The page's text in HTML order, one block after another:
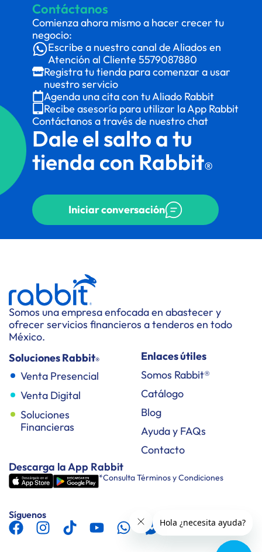
Contáctanos
Comienza ahora mismo a hacer crecer tu
negocio:
Escribe a nuestro canal de Aliados en
Atención al Cliente 5579087880
Registra tu tienda para comenzar a usar
nuestro servicio
Agenda una cita con tu Aliado Rabbit
Recibe asesoría para utilizar la App Rabbit
Contáctanos a través de nuestro chat
Dale el salto a tu
tienda con Rabbit®
Iniciar conversación
Somos una empresa enfocada en abastecer y
ofrecer servicios financieros a tenderos en todo
México.
Soluciones Rabbit®
Venta Presencial
Venta Digital
Soluciones
Financieras
Enlaces útiles
Somos Rabbit®
Catálogo
Blog
Ayuda y FAQs
Contacto
Descarga la App Rabbit
*Consulta Términos y Condiciones
Síguenos